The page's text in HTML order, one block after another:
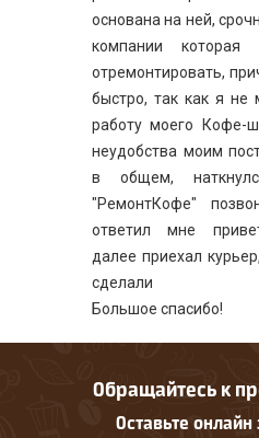
основана на ней,
компании
отремонтировать,
быстро, так как я не
работу моего Кофе-
неудобства моим
в общем,
"РемонтКофе"
ответил мне
далее приехал
сделали
Большое спасибо!
Обращайтесь к
Оставьте онлайн